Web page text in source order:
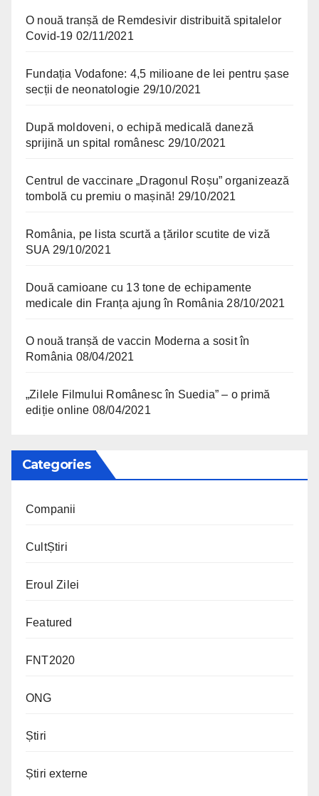
O nouă tranșă de Remdesivir distribuită spitalelor
Covid-19 02/11/2021
Fundația Vodafone: 4,5 milioane de lei pentru șase
secții de neonatologie 29/10/2021
După moldoveni, o echipă medicală daneză
sprijină un spital românesc 29/10/2021
Centrul de vaccinare „Dragonul Roșu” organizează
tombolă cu premiu o mașină! 29/10/2021
România, pe lista scurtă a țărilor scutite de viză
SUA 29/10/2021
Două camioane cu 13 tone de echipamente
medicale din Franța ajung în România 28/10/2021
O nouă tranșă de vaccin Moderna a sosit în
România 08/04/2021
„Zilele Filmului Românesc în Suedia” – o primă
ediție online 08/04/2021
Categories
Companii
CultȘtiri
Eroul Zilei
Featured
FNT2020
ONG
Știri
Știri externe